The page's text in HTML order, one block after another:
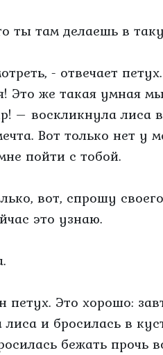
ты там делаешь в
- отвечает петух.
Это же такая умная
– воскликнула лиса
Вот только нет у
пойти с тобой.
вот, спрошу
это узнаю.
Это хорошо:
и бросилась в
бежать прочь